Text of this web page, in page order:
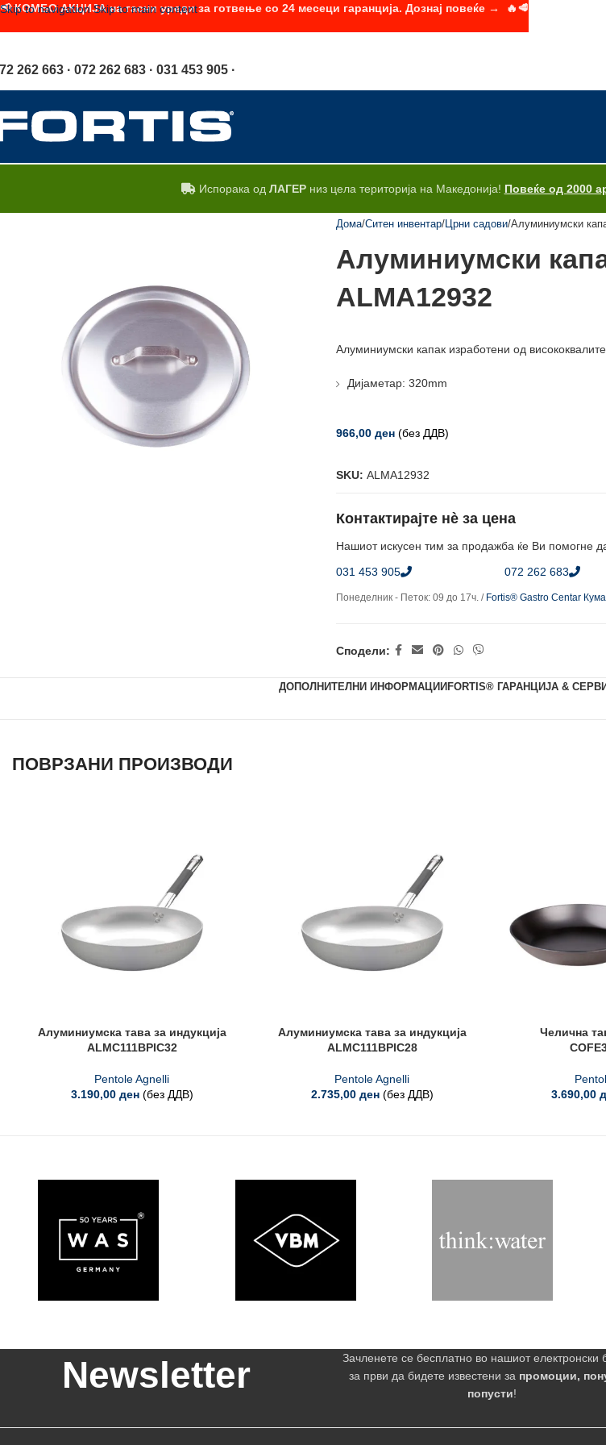
Skip to navigationSkip to main content
262 663 · 072 262 683 · 031 453 905 ·
Испорака од ЛАГЕРниз цела територија на Македонија! Повеќе од 2000
Дома Ситен инвентар Црни садови Алуминиумски
Алуминиумски
ALMA12932
Алуминиумски капак изработени од
Дијаметар: 320mm
966,00ден (без ДДВ)
SKU:ALMA12932
Контактирајте нè за цена
Нашиот искусен тим за продажба ќе Ви помогне
031 453 905
072 262 683
Понеделник - Петок: 09 до 17ч. / Fortis® Gastro Centar
Сподели:
ДОПОЛНИТЕЛНИ ИНФОРМАЦИИ FORTIS® ГАРАНЦИЈА &
ПОВРЗАНИ ПРОИЗВОДИ
Алуминиумска тава за индукција
ALMC111BPIC32
Pentole Agnelli
3.190,00 ден (без ДДВ)
Алуминиумска тава за индукција
ALMC111BPIC28
Pentole Agnelli
2.735,00 ден (без ДДВ)
Челична
3.690,00
Newsletter
Зачленете се бесплатно во нашиот електронски
за први да бидете известени за промоции,
попусти!
📢 КОМБО АКЦИЈА на гасни уреди за готвење со 24 месеци гаранција. Дознај повеќе → 🔥🥩